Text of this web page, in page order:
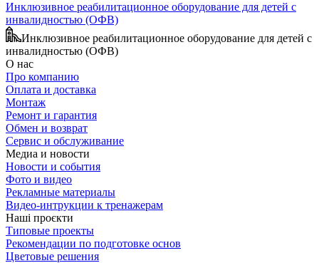
Инклюзивное реабилитационное оборудование для детей с
инвалидностью (ОФВ)
Инклюзивное реабилитационное оборудование для детей с
инвалидностью (ОФВ)
О нас
Про компанию
Оплата и доставка
Монтаж
Ремонт и гарантия
Обмен и возврат
Сервис и обслуживание
Медиа и новости
Новости и события
Фото и видео
Рекламные материалы
Видео-интрукции к тренажерам
Наші проєкти
Типовые проекты
Рекомендации по подготовке основ
Цветовые решения